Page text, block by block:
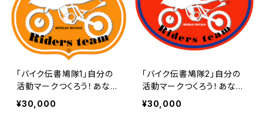
「バイク伝書鳩隊1」自分の
活動マークつくろう！あなた
専用のロイヤリティ（使用
権）マーク | 民間防災 危機
¥30,000
「バイク伝書鳩隊2」自分の
活動マークつくろう！あなた
専用のロイヤリティ（使用
権）マーク | 民間防災 危機
¥30,000